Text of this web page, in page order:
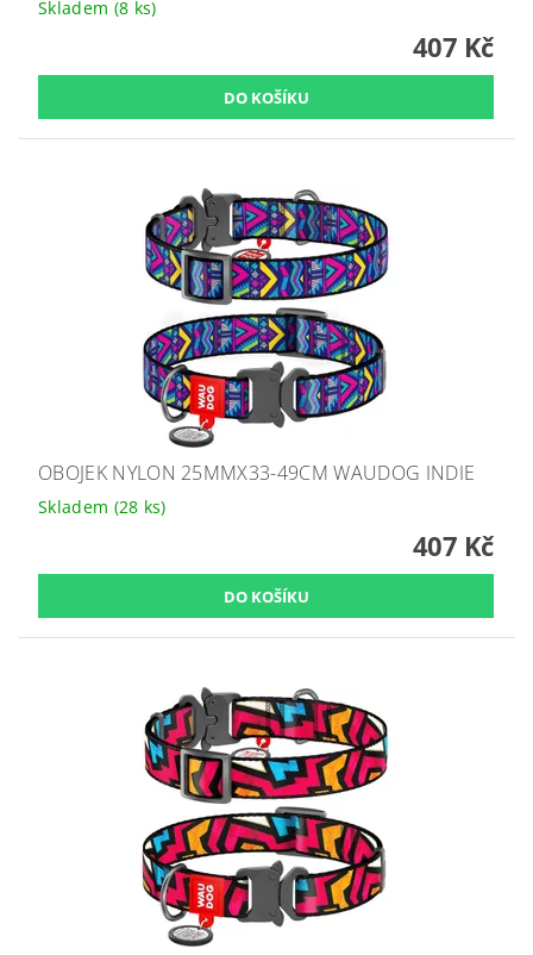
Skladem (8 ks)
407 Kč
OBOJEK NYLON 25MMX33-49CM WAUDOG INDIE
Skladem (28 ks)
407 Kč